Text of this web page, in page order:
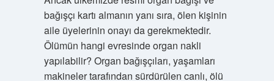
bağışçı kartı almanın yanı sıra, ölen kişinin
aile üyelerinin onayı da gerekmektedir.
Ölümün hangi evresinde organ nakli
yapılabilir? Organ bağışçıları, yaşamları
makineler tarafından sürdürülen canlı, ölü